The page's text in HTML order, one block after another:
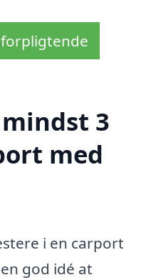
3
med
i en carport
god idé at